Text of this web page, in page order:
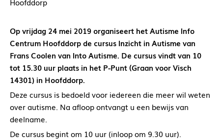
Op vrijdag 24 mei 2019 organiseert het Autisme Info
Centrum Hoofddorp de cursus Inzicht in Autisme van
Frans Coolen van Into Autisme. De cursus vindt van 10
tot 15.30 uur plaats in het P-Punt (Graan voor Visch
14301) in Hoofddorp.
Deze cursus is bedoeld voor iedereen die meer wil weten
over autisme. Na afloop ontvangt u een bewijs van
deelname.
De cursus begint om 10 uur (inloop om 9.30 uur).